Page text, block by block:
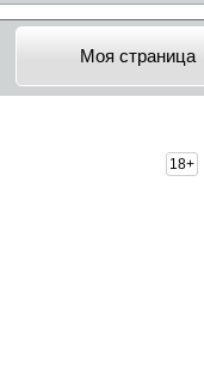
Моя страница
18+